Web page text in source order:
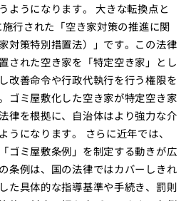
ようになります。 大きな転換点と
行された「空き家対策の推進に関
対策特別措置法）」です。この法律
された空き家を「特定空き家」とし
改善命令や行政代執行を行う権限を
ゴミ屋敷化した空き家が特定空き家
律を根拠に、自治体はより強力な介
うになります。 さらに近年では、
ゴミ屋敷条例」を制定する動きが広
条例は、国の法律ではカバーしきれ
た具体的な指導基準や手続き、罰則